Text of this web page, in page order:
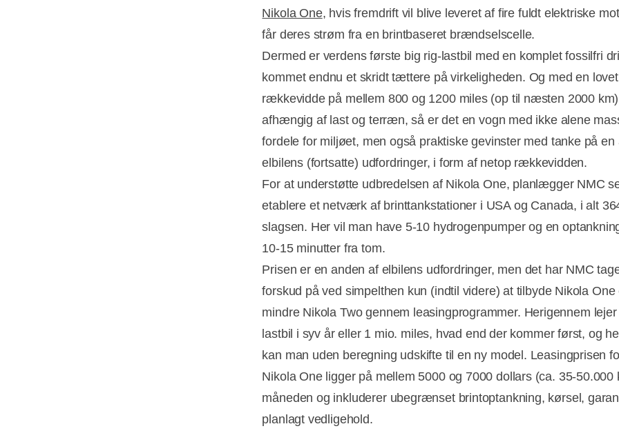
Annonce
Nikola One, hvis fremdrift vil blive leveret af fire fuldt elektriske
får deres strøm fra en brintbaseret brændselscelle.
Dermed er verdens første big rig-lastbil med en komplet fossilfri
kommet endnu et skridt tættere på virkeligheden. Og med en lovet
rækkevidde på mellem 800 og 1200 miles (op til næsten 2000 km)
afhængig af last og terræn, så er det en vogn med ikke alene
fordele for miljøet, men også praktiske gevinster med tanke på en
elbilens (fortsatte) udfordringer, i form af netop rækkevidden.
For at understøtte udbredelsen af Nikola One, planlægger NMC
etablere et netværk af brinttankstationer i USA og Canada, i alt
slagsen. Her vil man have 5-10 hydrogenpumper og en
10-15 minutter fra tom.
Prisen er en anden af elbilens udfordringer, men det har NMC
forskud på ved simpelthen kun (indtil videre) at tilbyde Nikola One
mindre Nikola Two gennem leasingprogrammer. Herigennem
lastbil i syv år eller 1 mio. miles, hvad end der kommer først, og
kan man uden beregning udskifte til en ny model. Leasingprisen
Nikola One ligger på mellem 5000 og 7000 dollars (ca. 35-50.000
måneden og inkluderer ubegrænset brintoptankning, kørsel,
planlagt vedligehold.